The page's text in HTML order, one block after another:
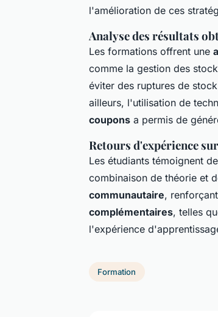
l'amélioration de ces
Analyse des résultats
Les formations offrent une
comme la gestion des
éviter des ruptures de
ailleurs, l'utilisation de
coupons a permis de
Retours d'expérience
Les étudiants témoignent
combinaison de théorie et
communautaire,
complémentaires, telles
l'expérience
Formation